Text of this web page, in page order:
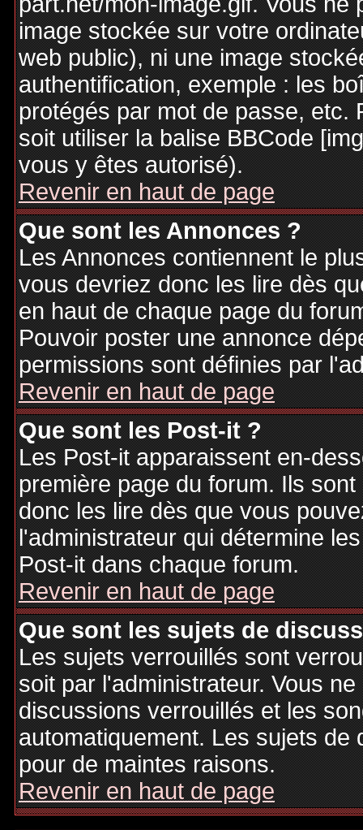
image stockée sur votre
web public), ni une image
authentification, exemple : les
protégés par mot de passe, etc.
soit utiliser la balise BBCode
vous y êtes autorisé).
Revenir en haut de page
Que sont les Annonces ?
Les Annonces contiennent le
vous devriez donc les lire dès
en haut de chaque page du
Pouvoir poster une annonce
permissions sont définies par
Revenir en haut de page
Que sont les Post-it ?
Les Post-it apparaissent en-
première page du forum. Ils
donc les lire dès que vous
l'administrateur qui détermine
Post-it dans chaque forum.
Revenir en haut de page
Que sont les sujets de
Les sujets verrouillés sont
soit par l'administrateur. Vous
discussions verrouillés et les
automatiquement. Les sujets
pour de maintes raisons.
Revenir en haut de page